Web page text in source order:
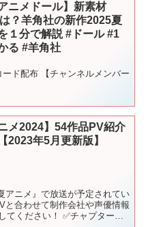
ニメドール】新素材
？羊角社の新作2025夏
１分で解説 #ドール #1
る #羊角社
ド配布 【チャンネルメンバー
メ2024】54作品PV紹介
2023年5月更新版】
アニメ』で放送が予定されてい
と合わせて制作会社や声優情報
ください！ ✅チャプターリ